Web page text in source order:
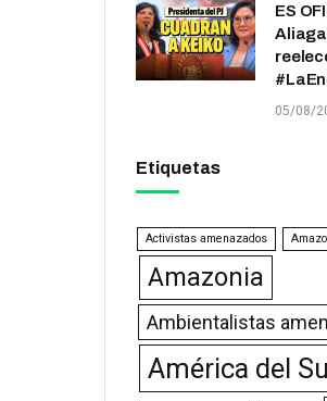
ES
Aliaga
05/08/
Etiquetas
Activistas amenazados
Amazonia
Ambientalistas
América del